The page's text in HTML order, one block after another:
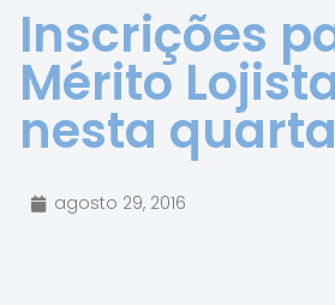
Inscrições
Mérito
nesta
agosto 29, 2016